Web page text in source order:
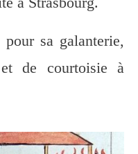
sa galanterie,
de courtoisie à